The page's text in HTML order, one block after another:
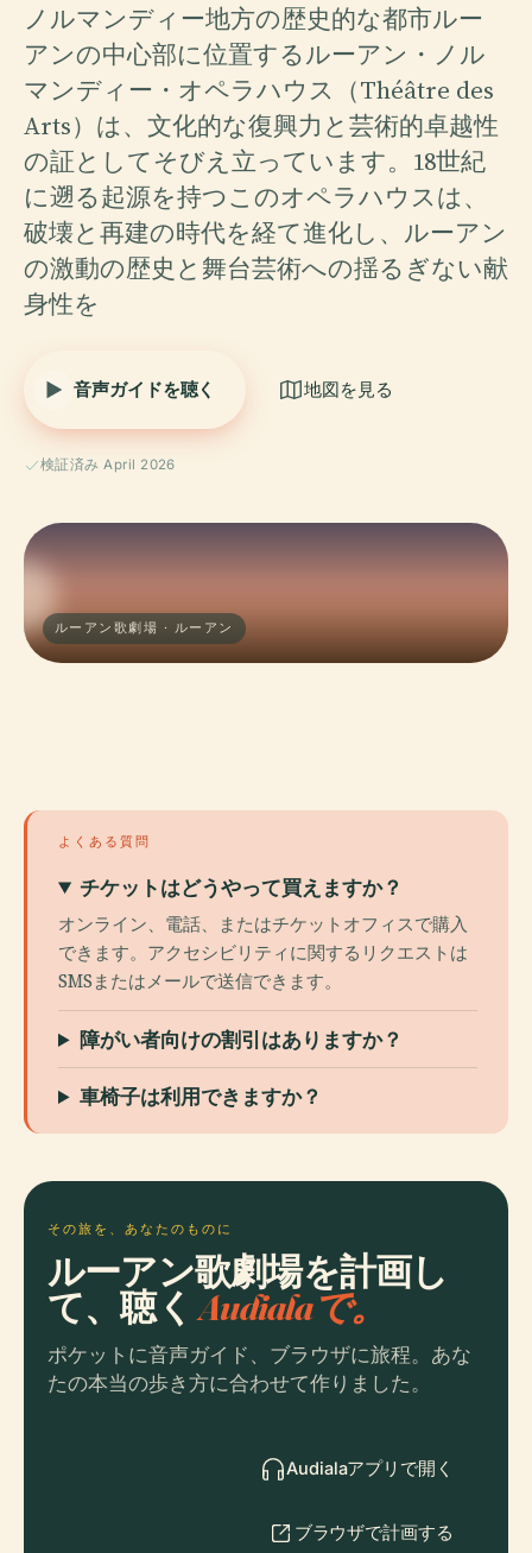
ノルマンディー地方の歴史的な都市ルー
アンの中心部に位置するルーアン・ノル
マンディー・オペラハウス（Théâtre des
Arts）は、文化的な復興力と芸術的卓越性
の証としてそびえ立っています。18世紀
に遡る起源を持つこのオペラハウスは、
破壊と再建の時代を経て進化し、ルーアン
の激動の歴史と舞台芸術への揺るぎない献
身性を
音声ガイドを聴く 地図を見る
検証済み April 2026
ルーアン歌劇場 · ルーアン
よくある質問
チケットはどうやって買えますか？
オンライン、電話、またはチケットオフィスで購入
できます。アクセシビリティに関するリクエストは
SMSまたはメールで送信できます。
障がい者向けの割引はありますか？
車椅子は利用できますか？
その旅を、あなたのものに
ルーアン歌劇場を計画し
て、聴くAudialaで。
ポケットに音声ガイド、ブラウザに旅程。あな
たの本当の歩き方に合わせて作りました。
Audialaアプリで開く
ブラウザで計画する